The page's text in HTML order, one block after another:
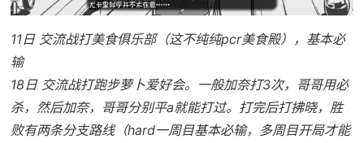
11日 交流战打美食俱乐部（这不纯纯pcr美食殿），基本必
输
18日 交流战打跑步萝卜爱好会。一般加奈打3次，哥哥用必
杀，然后加奈，哥哥分别平a就能打过。打完后打拂晓，胜
败有两条分支路线（hard一周目基本必输，多周目开局才能